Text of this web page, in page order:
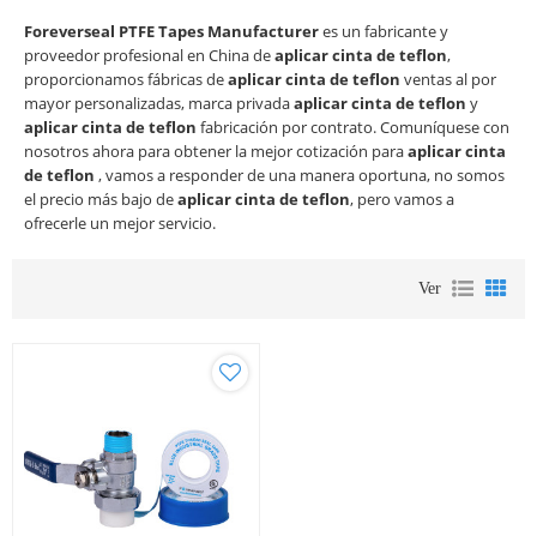
Foreverseal PTFE Tapes Manufactureres un fabricante y
proveedor profesional en China deaplicar cinta de teflon,
proporcionamos fábricas deaplicar cinta de teflon ventas al por
mayor personalizadas, marca privadaaplicar cinta de teflon y
aplicar cinta de teflon fabricación por contrato. Comuníquese con
nosotros ahora para obtener la mejor cotización paraaplicar cinta
de teflon , vamos a responder de una manera oportuna, no somos
el precio más bajo deaplicar cinta de teflon, pero vamos a
ofrecerle un mejor servicio.
Ver